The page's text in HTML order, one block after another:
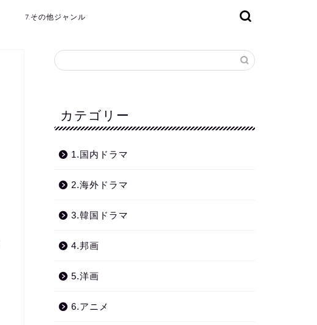
7.その他ジャンル
カテゴリー
1.国内ドラマ
2.海外ドラマ
3.韓国ドラマ
4.邦画
5.洋画
6.アニメ